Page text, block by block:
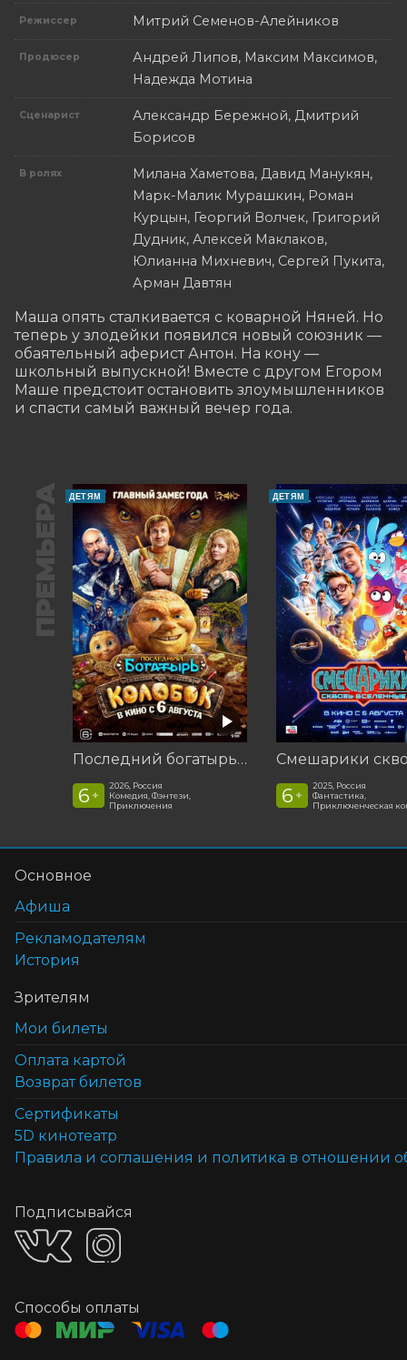
Режиссер Митрий Семенов-Алейников
Продюсер
Андрей Липов, Максим Максимов,
Надежда Мотина
Сценарист
Александр Бережной, Дмитрий
Борисов
В ролях
Милана Хаметова, Давид Манукян,
Марк-Малик Мурашкин, Роман
Курцын, Георгий Волчек, Григорий
Дудник, Алексей Маклаков,
Юлианна Михневич, Сергей Пукита,
Арман Давтян
Маша опять сталкивается с коварной Няней. Но
теперь у злодейки появился новый союзник —
обаятельный аферист Антон. На кону —
школьный выпускной! Вместе с другом Егором
Маше предстоит остановить злоумышленников
и спасти самый важный вечер года.
ПРЕМЬЕРА ДЕТЯМ
Последний богатырь. Колобок
6 +
2026, Россия
Комедия, Фэнтези,
Приключения
ДЕТЯМ
6 +
2025, Россия
Фантастика,
Приключенческая
Основное
Афиша
Рекламодателям
История
Зрителям
Мои билеты
Оплата картой
Возврат билетов
Cертификаты
5D кинотеатр
Правила и соглашения и политика в отношении
Подписывайся
Способы оплаты